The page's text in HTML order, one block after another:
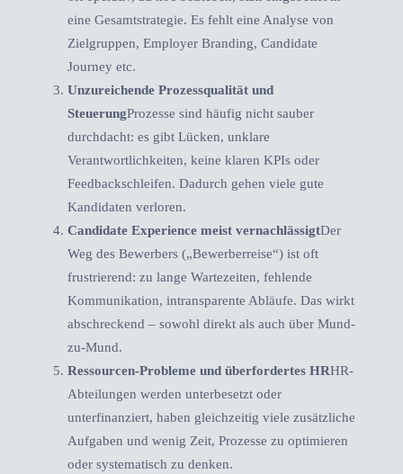
eine Gesamtstrategie. Es fehlt eine Analyse von
Zielgruppen, Employer Branding, Candidate
Journey etc.
Unzureichende Prozessqualität und
SteuerungProzesse sind häufig nicht sauber
durchdacht: es gibt Lücken, unklare
Verantwortlichkeiten, keine klaren KPIs oder
Feedbackschleifen. Dadurch gehen viele gute
Kandidaten verloren.
Candidate Experience meist vernachlässigtDer
Weg des Bewerbers („Bewerberreise“) ist oft
frustrierend: zu lange Wartezeiten, fehlende
Kommunikation, intransparente Abläufe. Das wirkt
abschreckend – sowohl direkt als auch über Mund-
zu-Mund.
Ressourcen-Probleme und überfordertes HRHR-
Abteilungen werden unterbesetzt oder
unterfinanziert, haben gleichzeitig viele zusätzliche
Aufgaben und wenig Zeit, Prozesse zu optimieren
oder systematisch zu denken.